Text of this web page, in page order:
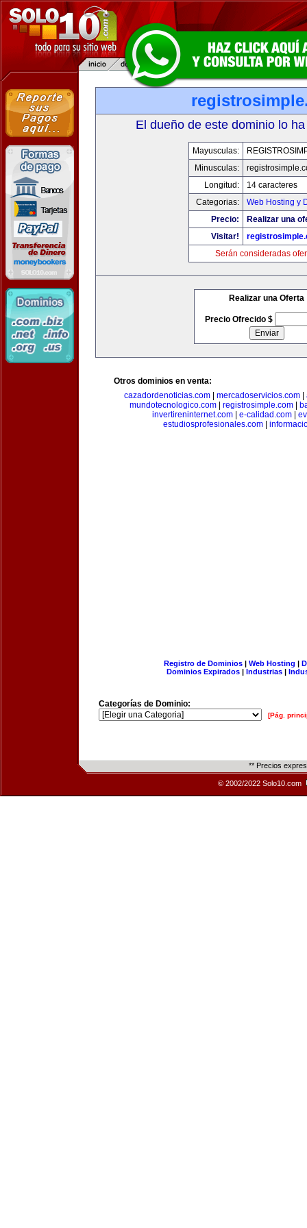
El dueño de este dominio lo
Mayusculas:
Minusculas:
Longitud:
14 caracteres
Categorias:
Web Hosting y
Precio:
Realizar una
Visitar!
Serán consideradas
Realizar una Oferta
Precio Ofrecido $
Otros dominios en venta:
cazadordenoticias.com
mercadoservicios.com
mundotecnologico.com| registrosimple.com|
invertireninternet.com| e-calidad.com|
estudiosprofesionales.com
Registro de Dominios| Web Hosting |
Dominios Expirados | Industrias |
Categorías de Dominio:
[Pág.
** Precios
© 2002/2022 Solo10.com